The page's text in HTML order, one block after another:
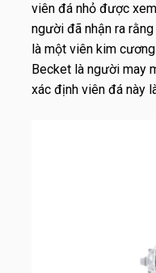
viên đá nhỏ được
người đã nhận ra
là một viên kim
Becket là người may
xác định viên đá này